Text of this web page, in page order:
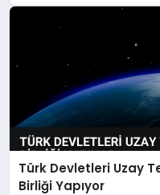
Türk Devletleri Uzay
Birliği Yapıyor